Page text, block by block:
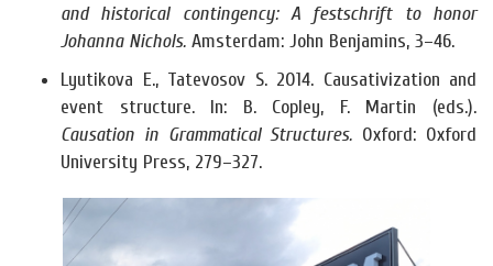
and historical contingency: A festschrift to honor
Johanna Nichols. Amsterdam: John Benjamins, 3–46.
Lyutikova E., Tatevosov S. 2014. Causativization and
event structure. In: B. Copley, F. Martin (eds.).
Causation in Grammatical Structures. Oxford: Oxford
University Press, 279–327.